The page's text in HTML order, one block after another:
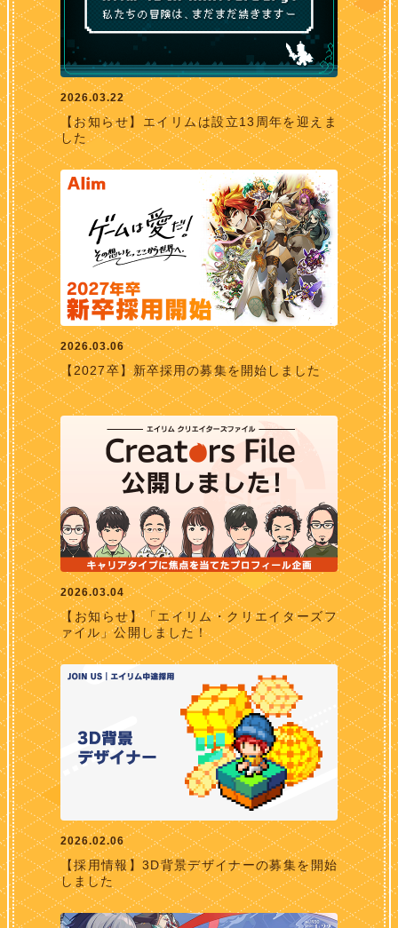
2026.03.22
【お知らせ】エイリムは設立13周年を迎えま
した
2026.03.06
【2027卒】新卒採用の募集を開始しました
2026.03.04
【お知らせ】「エイリム・クリエイターズフ
ァイル」公開しました！
2026.02.06
【採用情報】3D背景デザイナーの募集を開始
しました